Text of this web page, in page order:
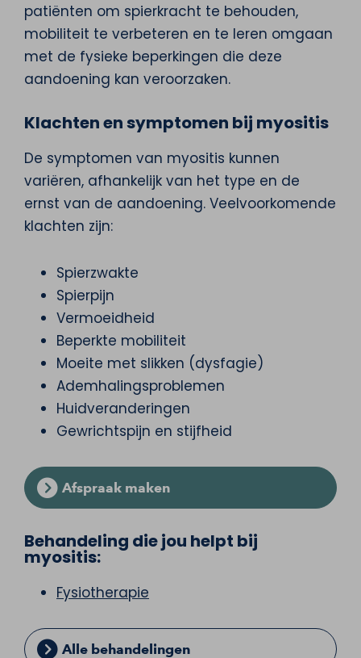
patiënten om spierkracht te behouden,
mobiliteit te verbeteren en te leren omgaan
met de fysieke beperkingen die deze
aandoening kan veroorzaken.
Klachten en symptomen bij myositis
De symptomen van myositis kunnen
variëren, afhankelijk van het type en de
ernst van de aandoening. Veelvoorkomende
klachten zijn:
Spierzwakte
Spierpijn
Vermoeidheid
Beperkte mobiliteit
Moeite met slikken (dysfagie)
Ademhalingsproblemen
Huidveranderingen
Gewrichtspijn en stijfheid
Afspraak maken
Behandeling die jou helpt bij
myositis:
Fysiotherapie
Alle behandelingen